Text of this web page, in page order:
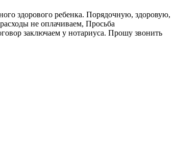
здорового ребенка. Порядочную, здоровую,
не оплачиваем, Просьба
заключаем у нотариуса. Прошу звонить